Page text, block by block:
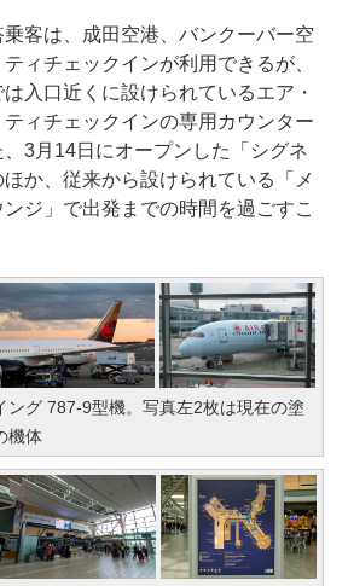
客は、成田空港、バンクーバー空
ィチェックインが利用できるが、
入口近くに設けられているエア・
ィチェックインの専用カウンター
3月14日にオープンした「シグネ
か、従来から設けられている「メ
ジ」で出発までの時間を過ごすこ
ング 787-9型機。写真左2枚は現在の塗
機体